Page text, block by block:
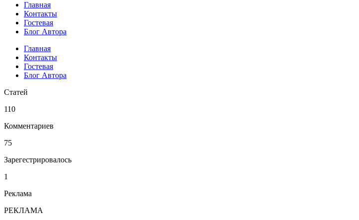
Главная
Контакты
Гостевая
Блог Автора
Главная
Контакты
Гостевая
Блог Автора
Статей
110
Комментариев
75
Зарегестрировалось
1
Реклама
РЕКЛАМА